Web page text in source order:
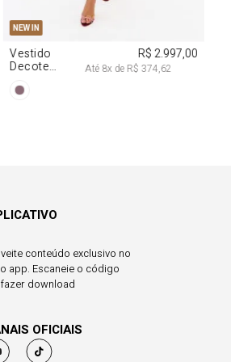
conteúdo exclusivo no
app. Escaneie o código
download
OFICIAIS